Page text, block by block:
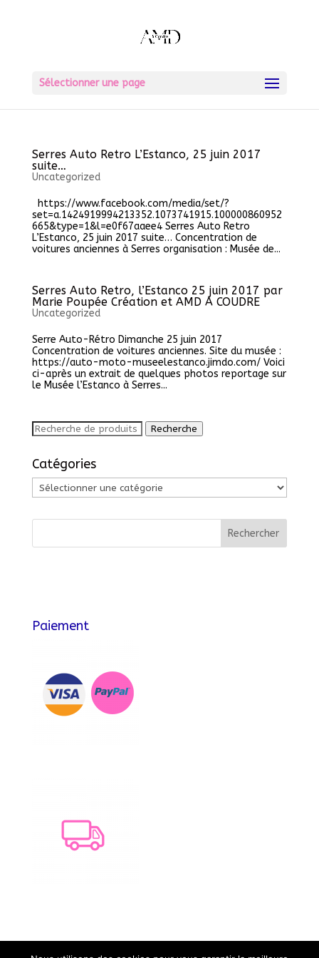
Sélectionner une page
Serres Auto Retro L’Estanco, 25 juin 2017
suite…
Uncategorized
https://www.facebook.com/media/set/?
set=a.1424919994213352.1073741915.100000860952
665&type=1&l=e0f67aaee4 Serres Auto Retro
L’Estanco, 25 juin 2017 suite… Concentration de
voitures anciennes à Serres organisation : Musée de...
Serres Auto Retro, l’Estanco 25 juin 2017 par
Marie Poupée Création et AMD A COUDRE
Uncategorized
Serre Auto-Rétro Dimanche 25 juin 2017
Concentration de voitures anciennes. Site du musée :
https://auto-moto-museelestanco.jimdo.com/ Voici
ci-après un extrait de quelques photos reportage sur
le Musée l’Estanco à Serres...
Recherche
pour :
Recherche
Catégories
Catégories
Paiement